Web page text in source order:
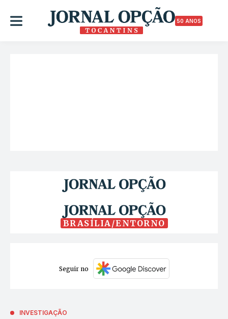
50 ANOS
BRASÍLIA/ENTORNO
Seguir no
INVESTIGAÇÃO